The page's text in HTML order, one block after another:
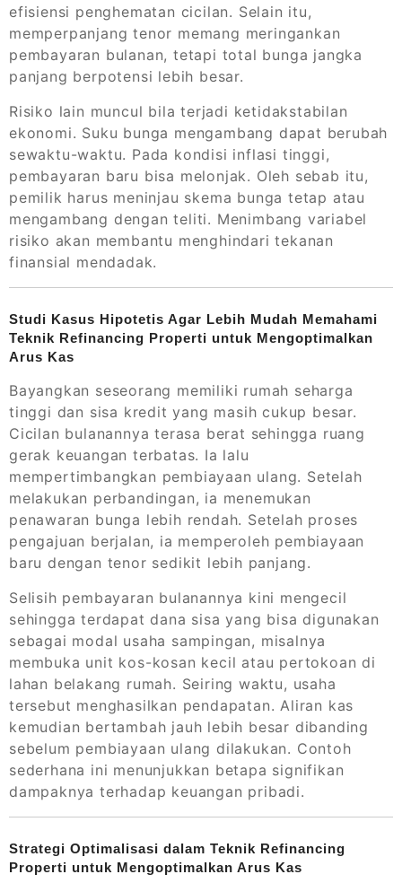
efisiensi penghematan cicilan. Selain itu,
memperpanjang tenor memang meringankan
pembayaran bulanan, tetapi total bunga jangka
panjang berpotensi lebih besar.
Risiko lain muncul bila terjadi ketidakstabilan
ekonomi. Suku bunga mengambang dapat berubah
sewaktu-waktu. Pada kondisi inflasi tinggi,
pembayaran baru bisa melonjak. Oleh sebab itu,
pemilik harus meninjau skema bunga tetap atau
mengambang dengan teliti. Menimbang variabel
risiko akan membantu menghindari tekanan
finansial mendadak.
Studi Kasus Hipotetis Agar Lebih Mudah Memahami
Teknik Refinancing Properti untuk Mengoptimalkan
Arus Kas
Bayangkan seseorang memiliki rumah seharga
tinggi dan sisa kredit yang masih cukup besar.
Cicilan bulanannya terasa berat sehingga ruang
gerak keuangan terbatas. Ia lalu
mempertimbangkan pembiayaan ulang. Setelah
melakukan perbandingan, ia menemukan
penawaran bunga lebih rendah. Setelah proses
pengajuan berjalan, ia memperoleh pembiayaan
baru dengan tenor sedikit lebih panjang.
Selisih pembayaran bulanannya kini mengecil
sehingga terdapat dana sisa yang bisa digunakan
sebagai modal usaha sampingan, misalnya
membuka unit kos-kosan kecil atau pertokoan di
lahan belakang rumah. Seiring waktu, usaha
tersebut menghasilkan pendapatan. Aliran kas
kemudian bertambah jauh lebih besar dibanding
sebelum pembiayaan ulang dilakukan. Contoh
sederhana ini menunjukkan betapa signifikan
dampaknya terhadap keuangan pribadi.
Strategi Optimalisasi dalam Teknik Refinancing
Properti untuk Mengoptimalkan Arus Kas